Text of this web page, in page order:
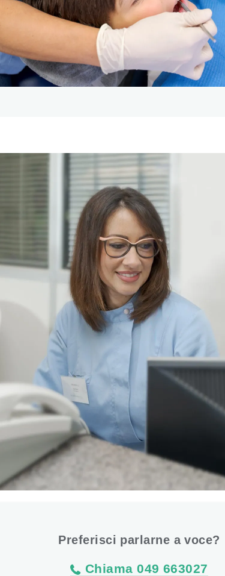
Preferisci parlarne a voce?
Chiama 049 663027